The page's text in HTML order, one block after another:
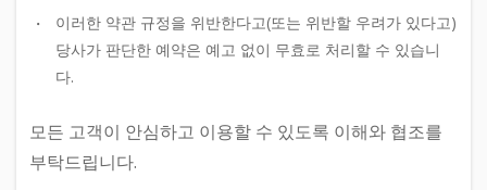
이러한 약관 규정을 위반한다고(또는 위반할 우려가 있다고)
당사가 판단한 예약은 예고 없이 무효로 처리할 수 있습니
다.
모든 고객이 안심하고 이용할 수 있도록 이해와 협조를
부탁드립니다.